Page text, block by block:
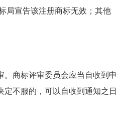
局宣告该注册商标无效；其他
商标评审委员会应当自收到申
不服的，可以自收到通知之日